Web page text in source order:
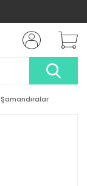
Şamandıralar